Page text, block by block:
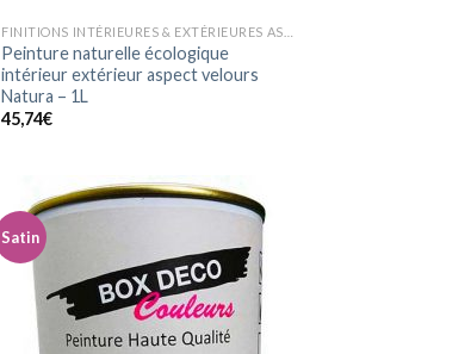
Peinture naturelle écologique
intérieur extérieur aspect velours
Natura – 1L
45,74€
Satin
Ajouter
à la
wishlist